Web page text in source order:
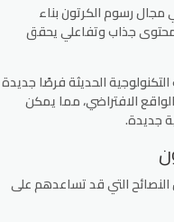
رسوم الكرتون بناء
جذاب وتفاعلي يحقق
الحديثة فرصًا جديدة
الافتراضي، مما يمكن
جديدة.
التي قد تساعدهم على